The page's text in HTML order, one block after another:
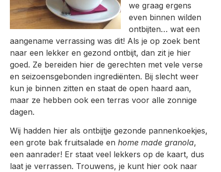
we graag ergens
even binnen wilden
ontbijten… wat een
aangename verrassing was dit! Als je op zoek bent
naar een lekker en gezond ontbijt, dan zit je hier
goed. Ze bereiden hier de gerechten met vele verse
en seizoensgebonden ingrediënten. Bij slecht weer
kun je binnen zitten en staat de open haard aan,
maar ze hebben ook een terras voor alle zonnige
dagen.
Wij hadden hier als ontbijtje gezonde pannenkoekjes,
een grote bak fruitsalade en home made granola,
een aanrader! Er staat veel lekkers op de kaart, dus
laat je verrassen. Trouwens, je kunt hier ook naar